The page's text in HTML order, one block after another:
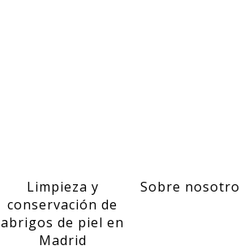
Limpieza y
conservación de
abrigos de piel en
Madrid
Sobre